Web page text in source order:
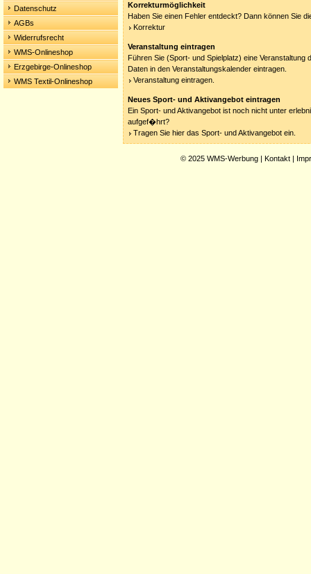
Datenschutz
AGBs
Widerrufsrecht
WMS-Onlineshop
Erzgebirge-Onlineshop
WMS Textil-Onlineshop
Korrekturmöglichkeit
Haben Sie einen Fehler entdeckt? Dann können Sie
Korrektur
Veranstaltung eintragen
Führen Sie (Sport- und Spielplatz) eine Veranstaltung
Daten in den Veranstaltungskalender eintragen.
Veranstaltung eintragen.
Neues Sport- und Aktivangebot eintragen
Ein Sport- und Aktivangebot ist noch nicht unter
aufgef�hrt?
Tragen Sie hier das Sport- und Aktivangebot ein.
© 2025 WMS-Werbung | Kontakt |